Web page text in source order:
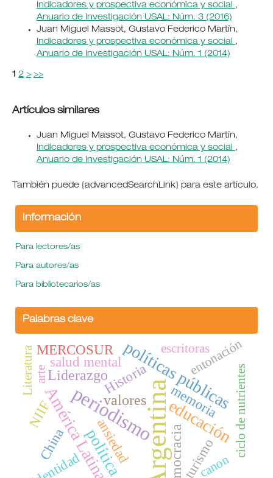
Indicadores y prospectiva económica y social ,
Anuario de Investigación USAL: Núm. 3 (2016)
Juan Miguel Massot, Gustavo Federico Martín,
Indicadores y prospectiva económica y social ,
Anuario de Investigación USAL: Núm. 1 (2014)
1 2 > >>
Artículos similares
Juan Miguel Massot, Gustavo Federico Martín,
Indicadores y prospectiva económica y social ,
Anuario de Investigación USAL: Núm. 1 (2014)
También puede {advancedSearchLink} para este artículo.
Información
Para lectores/as
Para autores/as
Para bibliotecarios/as
Palabras clave
Argentina
periodismo educación
políticas públicas
América Latina
política
Liderazgo
valores
democracia
China ansiedad
Historia
salud mental
memoria
MERCOSUR
turismo
identidad
NIIF
entonación
Literatura ciclo de nutrientes
canon
escritoras
arte